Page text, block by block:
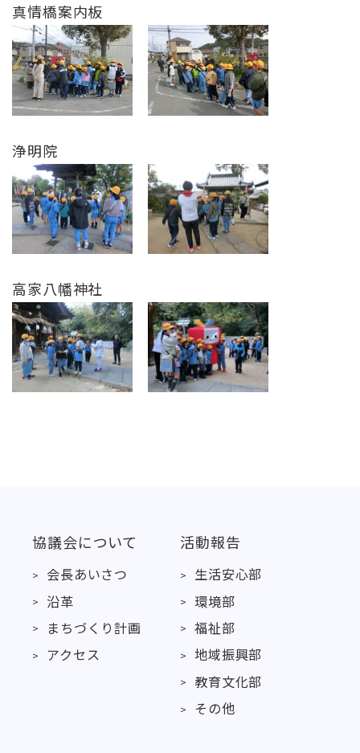
真情橋案内板
浄明院
高家八幡神社
協議会について
会長あいさつ
沿革
まちづくり計画
アクセス
活動報告
生活安心部
環境部
福祉部
地域振興部
教育文化部
その他